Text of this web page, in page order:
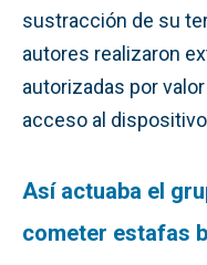
sustracción de su
autores realizaron
autorizadas por
acceso al
Así actuaba el
cometer estafas